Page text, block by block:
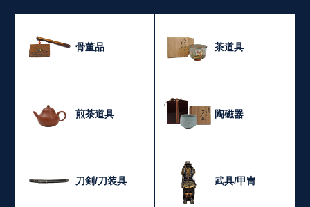
骨董品 茶道具
煎茶道具 陶磁器
刀剣/刀装具 武具/甲冑